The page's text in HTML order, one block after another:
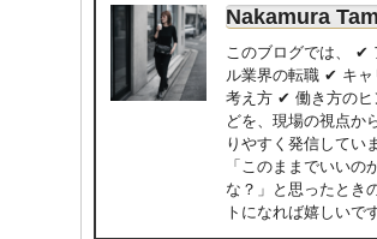
Nakamura
このブログでは、 ✔
ル業界の転職 ✔ キャ
考え方 ✔ 働き方のヒ
どを、現場の視点か
りやすく発信してい
「このままでいいの
な？」と思ったとき
トになれば嬉しいです